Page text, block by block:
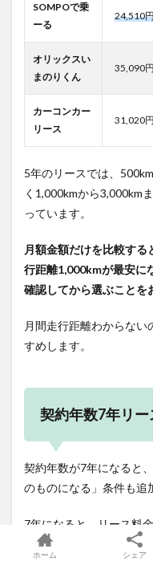
SOMPOで乗
ーる
24,510
オリックスい
まのりくん
35,090
カーコンカー
リース
31,020
5年のリースでは、
く1,000kmから3,000km
っています。
月額金額だけを比較する
行距離1,000kmが最安に
確認してから選ぶことを
月間走行距離わからない
すめします。
契約年数7年リ
契約年数が7年になると
のものになる」条件も追
7年になると、リース料
ヤリスに乗ることができ
ホーム シェア